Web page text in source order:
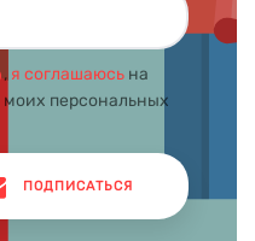
, я соглашаюсь на
моих персональных
ПОДПИСАТЬСЯ